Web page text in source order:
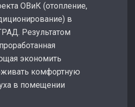
ОВиК (отопление,
в
Результатом
экономить
комфортную
в помещении